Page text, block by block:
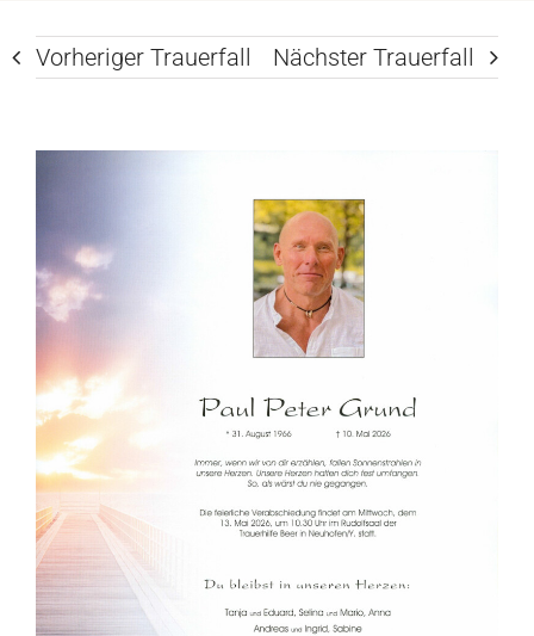
Vorheriger Trauerfall Nächster Trauerfall